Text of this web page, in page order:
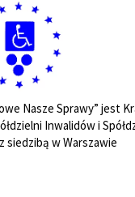
Nasze Sprawy” jest
Inwalidów i
siedzibą w Warszawie